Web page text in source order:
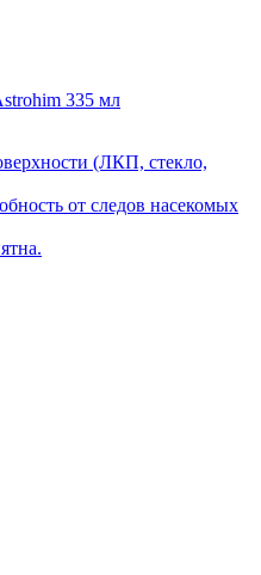
335 мл
(ЛКП, стекло,
от следов насекомых